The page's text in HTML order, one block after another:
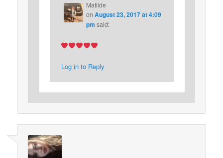
Matilde
on August 23, 2017 at 4:09
pm said:
Log in to Reply